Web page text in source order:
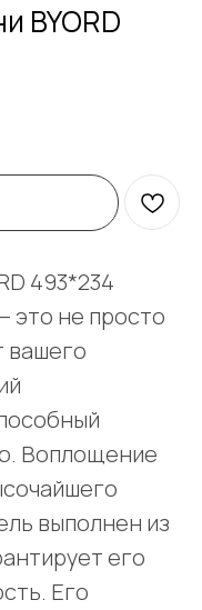
BYORD
493*234
это не просто
вашего
Воплощение
выполнен из
его
Его